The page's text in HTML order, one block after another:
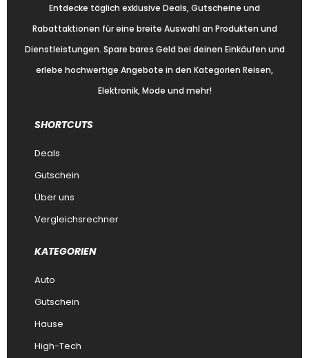
Entdecke täglich exklusive Deals, Gutscheine und
Rabattaktionen für eine breite Auswahl an Produkten und
Dienstleistungen. Spare bares Geld bei deinen Einkäufen und
erlebe hochwertige Angebote in den Kategorien Reisen,
Elektronik, Mode und mehr!
SHORTCUTS
Deals
Gutschein
Über uns
Vergleichsrechner
KATEGORIEN
Auto
Gutschein
Hause
High-Tech